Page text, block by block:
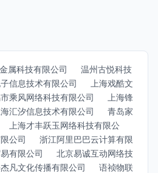
属科技有限公司
温州古悦科技
信息技术有限公司
上海戏酷文
乘风网络科技有限公司
上海锋
海汇汐信息技术有限公司
青岛家
上海才丰跃玉网络科技有限公
公司
浙江阿里巴巴云计算有限
有限公司
北京易诚互动网络技
杰凡文化传播有限公司
语祯物联